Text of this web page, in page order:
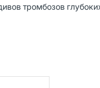
тромбозов